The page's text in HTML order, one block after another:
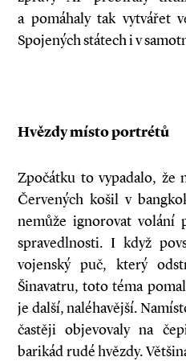
a pomáhaly tak vytvářet
Spojených státech i v
Hvězdy místo portrétů
Zpočátku to vypadalo, že
Červených košil v
nemůže ignorovat volání
spravedlnosti. I když
vojenský puč, který
Šinavatru, toto téma
je další, naléhavější.
častěji objevovaly na
barikád rudé hvězdy.